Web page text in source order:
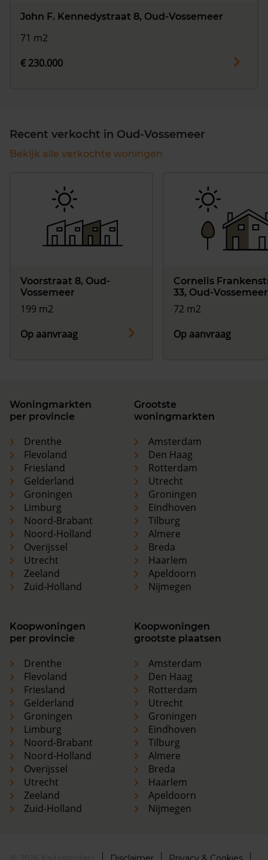
John F. Kennedystraat 8, Oud-Vossemeer
71 m2
€ 230.000
Recent verkocht in Oud-Vossemeer
Bekijk alle verkochte woningen
Voorstraat 8, Oud-
Vossemeer
199 m2
Op aanvraag
Cornelis
33, Oud-Vossemeer
72 m2
Op aanvraag
Woningmarkten
per provincie
Drenthe
Flevoland
Friesland
Gelderland
Groningen
Limburg
Noord-Brabant
Noord-Holland
Overijssel
Utrecht
Zeeland
Zuid-Holland
Grootste
woningmarkten
Amsterdam
Den Haag
Rotterdam
Utrecht
Groningen
Eindhoven
Tilburg
Almere
Breda
Haarlem
Apeldoorn
Nijmegen
Koopwoningen
per provincie
Drenthe
Flevoland
Friesland
Gelderland
Groningen
Limburg
Noord-Brabant
Noord-Holland
Overijssel
Utrecht
Zeeland
Zuid-Holland
Koopwoningen
grootste plaatsen
Amsterdam
Den Haag
Rotterdam
Utrecht
Groningen
Eindhoven
Tilburg
Almere
Breda
Haarlem
Apeldoorn
Nijmegen